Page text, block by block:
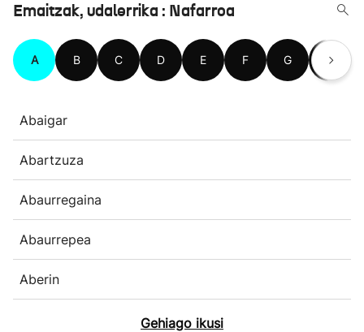
Emaitzak, udalerrika : Nafarroa
A B C D E F G H
Abaigar
Abartzuza
Abaurregaina
Abaurrepea
Aberin
Gehiago ikusi